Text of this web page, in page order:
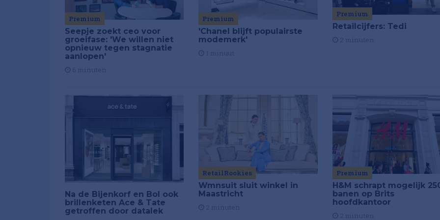
Premium
Seepje zoekt ceo voor
groeifase: 'We willen niet
opnieuw tegen stagnatie
aanlopen'
Premium
'Chanel blijft populairste
modemerk'
Premium
Retailcijfers: Tedi
Na de Bijenkorf en Bol ook
brillenketen Ace & Tate
getroffen door datalek
RetailRookies
Wmnsuit sluit winkel in
Maastricht
Premium
H&M schrapt mogelijk
banen op Brits
hoofdkantoor